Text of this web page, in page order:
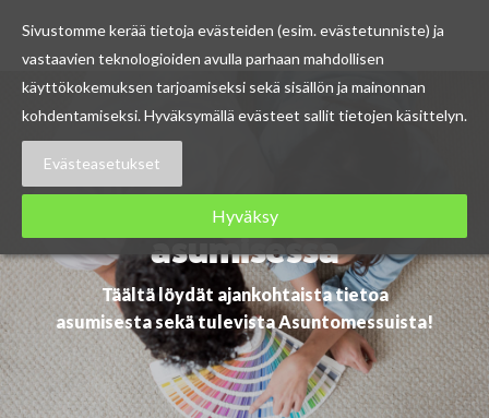
Skip
Ajankohtaista
asumisessa
Täältä löydät ajankohtaista tietoa
asumisesta sekä tulevista Asuntomessuista!
Sivustomme kerää tietoja evästeiden (esim. evästetunniste) ja
vastaavien teknologioiden avulla parhaan mahdollisen
käyttökokemuksen tarjoamiseksi sekä sisällön ja mainonnan
kohdentamiseksi. Hyväksymällä evästeet sallit tietojen käsittelyn.
Evästeasetukset
Hyväksy